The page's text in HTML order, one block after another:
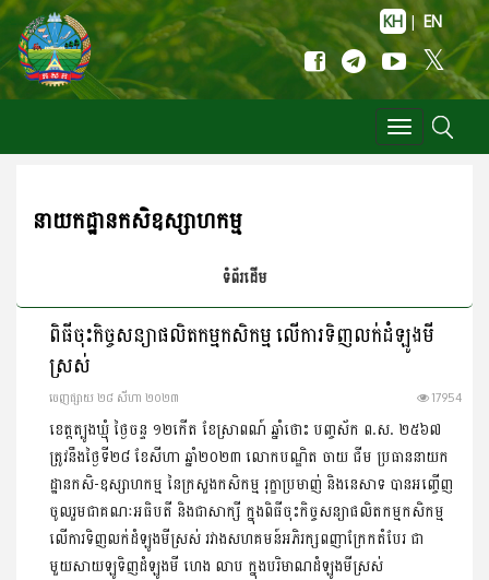
KH | EN
Toggle
navigation
នាយកដ្ឋានកសិឧស្សាហកម្ម
ទំព័រដើម
ពិធីចុះកិច្ចសន្យាផលិតកម្មកសិកម្ម លើការទិញលក់ដំឡូងមី
ស្រស់
ចេញ​ផ្សាយ​ ២៨ សីហា ២០២៣ 17954
ខេត្តត្បូងឃ្មុំ ថ្ងៃចន្ទ ១២កើត ខែស្រាពណ៍ ឆ្នាំថោះ បញ្ចស័ក ព.ស. ២៥៦៧
ត្រូវនឹងថ្ងៃទី២៨ ខែសីហា ឆ្នាំ២០២៣ លោកបណ្ឌិត ចាយ ជីម ប្រធាននាយក
ដ្ឋានកសិ-ឧស្សាហកម្ម នៃក្រសួងកសិកម្ម រុក្ខាប្រមាញ់ និងនេសាទ បានអញ្ចើញ
ចូលរួមជាគណៈអធិបតី និងជាសាក្សី ក្នុងពិធីចុះកិច្ចសន្យាផលិតកម្មកសិកម្ម
លើការទិញលក់ដំឡូងមីស្រស់ រវាងសហគមន៍អភិរក្សពញាក្រែកតំបែរ ជា
មួយសាយឡូទិញដំឡូងមី ហេង លាប ក្នុងបរិមាណដំឡូងមីស្រស់